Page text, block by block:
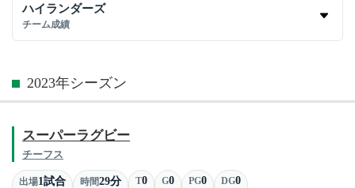
ハイランダーズ
チーム成績
2023年シーズン
スーパーラグビー
チーフス
出場1試合 時間29分 T0 G0 PG0 DG0